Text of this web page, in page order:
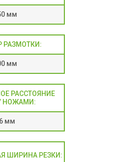
мм
РАЗМОТКИ:
мм
РАССТОЯНИЕ
НОЖАМИ:
мм
ШИРИНА РЕЗКИ: